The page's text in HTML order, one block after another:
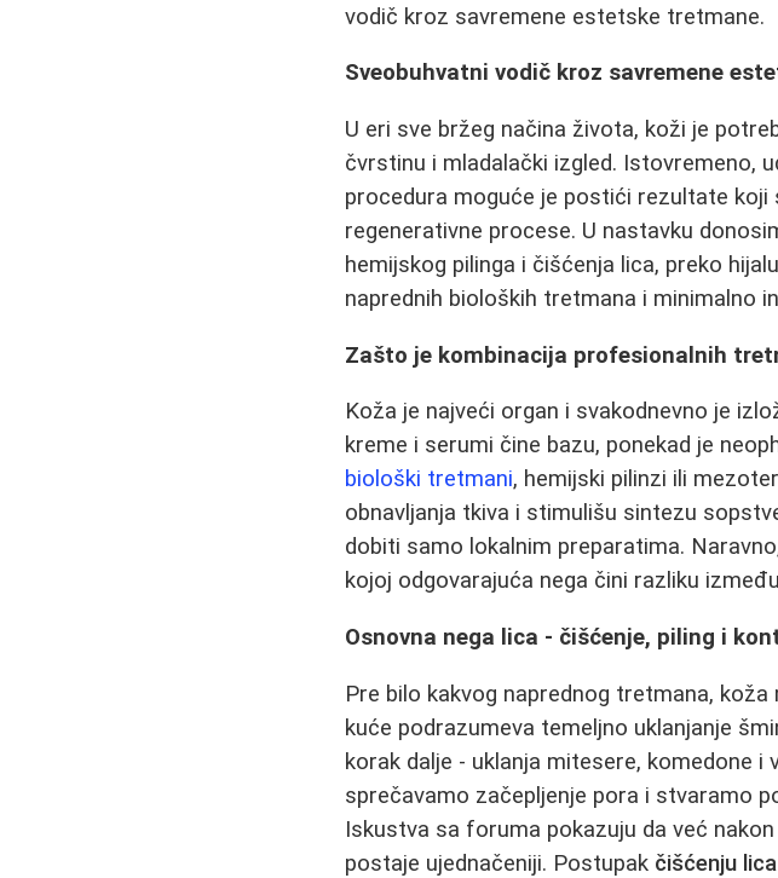
vodič kroz savremene estetske tretmane.
Sveobuhvatni vodič kroz savremene
U eri sve bržeg načina života, koži je
čvrstinu i mladalački izgled. Istovremeno,
procedura moguće je postići rezultate
regenerativne procese. U nastavku
hemijskog pilinga i čišćenja lica, preko
naprednih bioloških tretmana i minimalno
Zašto je kombinacija profesionalnih
Koža je najveći organ i svakodnevno je
kreme i serumi čine bazu, ponekad je
biološki tretmani, hemijski pilinzi ili
obnavljanja tkiva i stimulišu sintezu
dobiti samo lokalnim preparatima.
kojoj odgovarajuća nega čini razliku
Osnovna nega lica - čišćenje, piling i
Pre bilo kakvog naprednog tretmana,
kuće podrazumeva temeljno uklanjanje
korak dalje - uklanja mitesere, komedone i
sprečavamo začepljenje pora i stvaramo
Iskustva sa foruma pokazuju da već
postaje ujednačeniji. Postupak čišćenju lica